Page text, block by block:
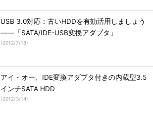
USB 3.0対応：古いHDDを有効活用しましょう
――「SATA/IDE-USB変換アダプタ」
(2012/7/18)
アイ・オー、IDE変換アダプタ付きの内蔵型3.5
インチSATA HDD
(2012/3/14)